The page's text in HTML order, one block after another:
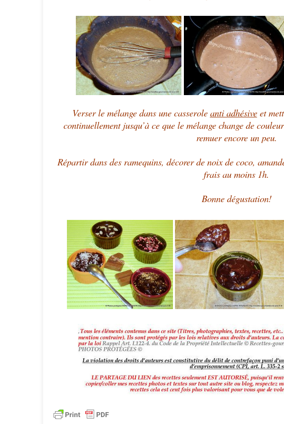
Verser le mélange dans une casserole anti adhésiveet
continuellement jusqu’à ce que le mélange change de
remuer encore un peu.
Répartir dans des ramequins, décorer de noix de coco,
frais au moins 1h.
Bonne dégustation!